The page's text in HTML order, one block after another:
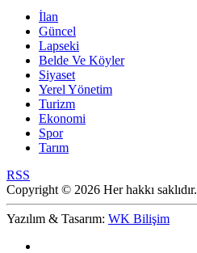
İlan
Güncel
Lapseki
Belde Ve Köyler
Siyaset
Yerel Yönetim
Turizm
Ekonomi
Spor
Tarım
RSS
Copyright © 2026 Her hakkı saklıdır.
Yazılım & Tasarım: WK Bilişim